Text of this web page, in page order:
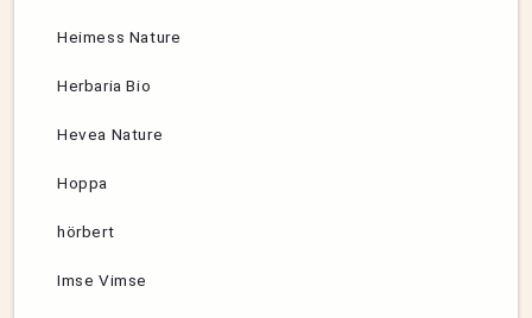
Heimess Nature
Herbaria Bio
Hevea Nature
Hoppa
hörbert
Imse Vimse